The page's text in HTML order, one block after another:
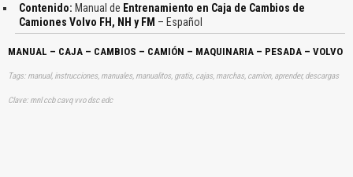
Contenido: Manual de Entrenamiento en Caja de Cambios de
Camiones Volvo FH, NH y FM – Español
MANUAL – CAJA – CAMBIOS – CAMIÓN – MAQUINARIA – PESADA – VOLVO
Tags: manual, instrucciones, manuales, manualitos, gratis, cajas, marchas, camion, aprender, descargas
Clave: mnl ccb cavq vvo dsc edc